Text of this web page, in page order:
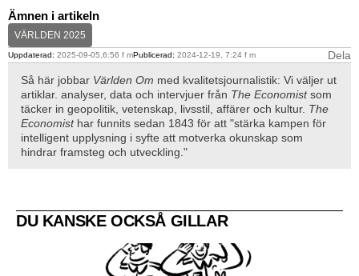
Ämnen i artikeln
VÄRLDEN 2025
Uppdaterad: 2025-09-05,6:56 f mPublicerad: 2024-12-19, 7:24 f m
Dela
Så här jobbar Världen Om med kvalitetsjournalistik: Vi väljer ut
artiklar. analyser, data och intervjuer från The Economistsom
täcker in geopolitik, vetenskap, livsstil, affärer och kultur. The
Economisthar funnits sedan 1843 för att "stärka kampen för
intelligent upplysning i syfte att motverka okunskap som
hindrar framsteg och utveckling."
DU KANSKE OCKSÅ GILLAR